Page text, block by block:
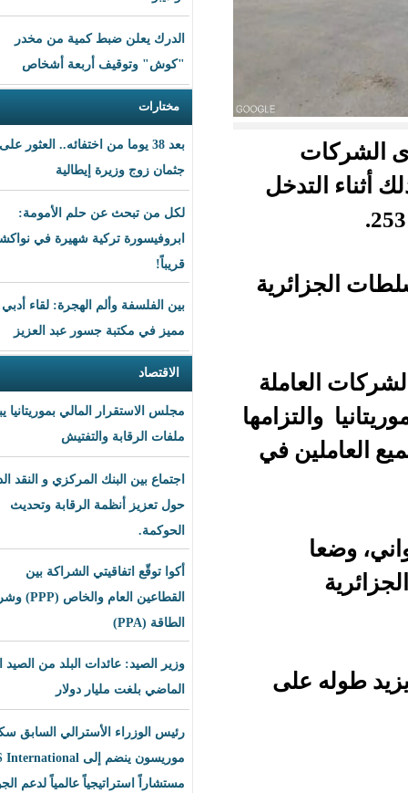
الدرك يعلن ضبط كمية من مخدر
"كوش" وتوقيف أربعة أشخاص
مختارات
بعد 38 يوما من اختفائه.. العثور على
جثمان زوج وزيرة إيطالية
لكل من تبحث عن حلم الأمومة:
ابروفيسورة تركية شهيرة في نواكشوط
بين الفلسفة وألم الهجرة: لقاء أدبي
مميز في مكتبة جسور عبد العزيز
الاقتصاد
مجلس الاستقرار المالي بموريتانيا يبحث
ملفات الرقابة والتفتيش
اجتماع بين البنك المركزي و النقد الدولي
حول تعزيز أنظمة الرقابة وتحديث
أكوا توقّع اتفاقيتي الشراكة بين
القطاعين العام والخاص (PPP) وشراء
وزير الصيد: عائدات البلد من الصيد العام
الماضي بلغت مليار دولار
رئيس الوزراء الأسترالي السابق سكوت
موريسون ينضم إلى BLS International
مستشاراً استراتيجياً عالمياً لدعم الجودة
في